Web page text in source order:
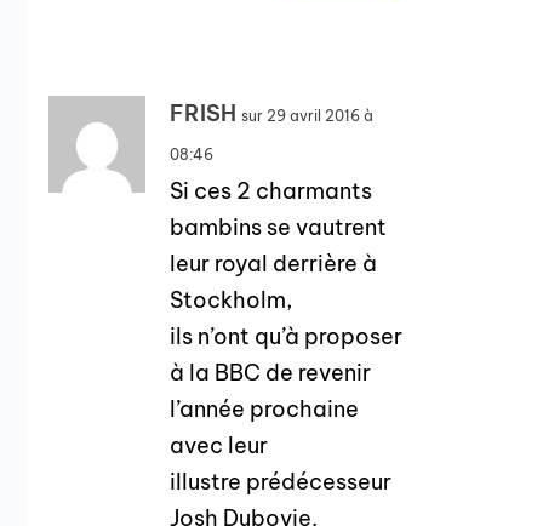
FRISH sur 29 avril 2016 à
08:46
Si ces 2 charmants
bambins se vautrent
leur royal derrière à
Stockholm,
ils n’ont qu’à proposer
à la BBC de revenir
l’année prochaine
avec leur
illustre prédécesseur
Josh Dubovie.